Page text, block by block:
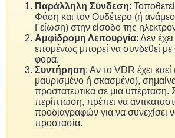
Παράλληλη Σύνδεση:
Φάση και τον Ουδέτερο (ή
Γείωση) στην είσοδο της
Αμφίδρομη Λειτουργία: Δεν
επομένως μπορεί να συνδεθεί
φορά.
Συντήρηση: Αν το VDR έχει καεί
μαυρισμένο ή σκασμένο),
προστατευτικά σε μια υπέρταση.
περίπτωση, πρέπει να
προδιαγραφών για να συνεχίσει
προστασία.